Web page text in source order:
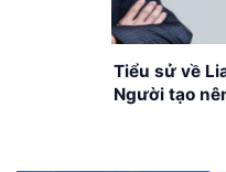
Tiểu sử về
Người tạo